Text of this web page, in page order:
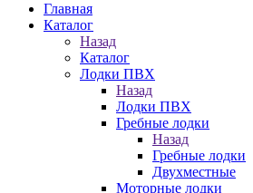
Главная
Каталог
Назад
Каталог
Лодки ПВХ
Назад
Лодки ПВХ
Гребные лодки
Назад
Гребные лодки
Двухместные
Моторные лодки